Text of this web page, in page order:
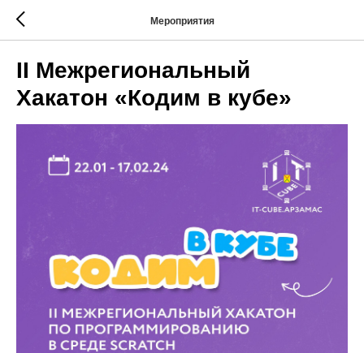
Мероприятия
II Межрегиональный
Хакатон «Кодим в кубе»